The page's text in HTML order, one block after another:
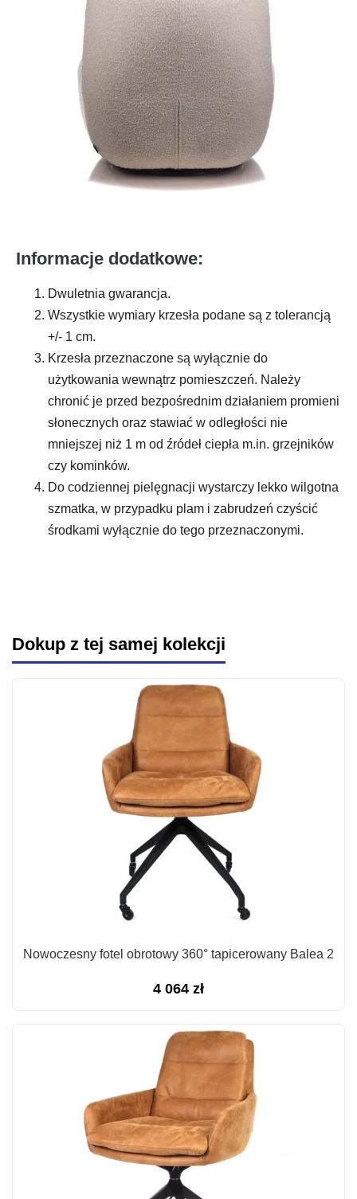
Informacje dodatkowe:
Dwuletnia gwarancja.
Wszystkie wymiary krzesła podane są z tolerancją
+/- 1 cm.
Krzesła przeznaczone są wyłącznie do
użytkowania wewnątrz pomieszczeń. Należy
chronić je przed bezpośrednim działaniem promieni
słonecznych oraz stawiać w odległości nie
mniejszej niż 1 m od źródeł ciepła m.in. grzejników
czy kominków.
Do codziennej pielęgnacji wystarczy lekko wilgotna
szmatka, w przypadku plam i zabrudzeń czyścić
środkami wyłącznie do tego przeznaczonymi.
Dokup z tej samej kolekcji
Nowoczesny fotel obrotowy 360° tapicerowany Balea 2
4 064 zł